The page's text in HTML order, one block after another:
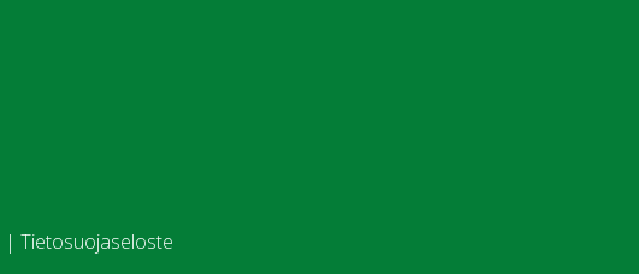
| Tietosuojaseloste